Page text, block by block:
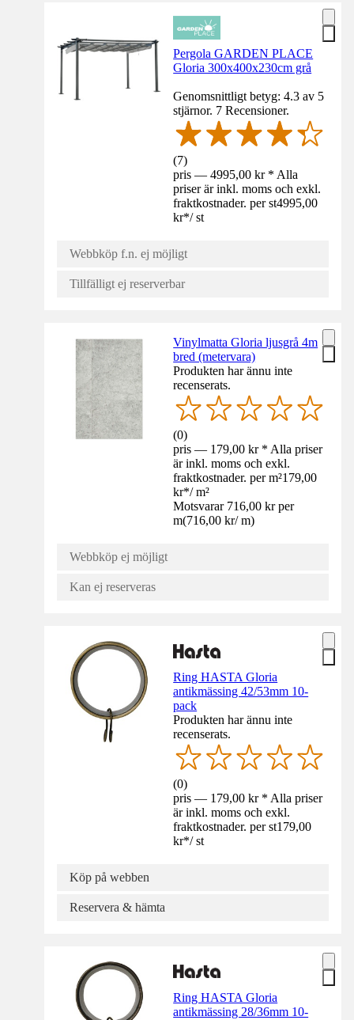
Pergola GARDEN PLACE
Gloria 300x400x230cm grå
Genomsnittligt betyg: 4.3 av 5
stjärnor. 7 Recensioner.
(7)
pris — 4995,00 kr * Alla
priser är inkl. moms och exkl.
fraktkostnader. per st4995,00
kr*/ st
Webbköp f.n. ej möjligt
Tillfälligt ej reserverbar
Vinylmatta Gloria ljusgrå 4m
bred (metervara)
Produkten har ännu inte
recenserats.
(0)
pris — 179,00 kr * Alla priser
är inkl. moms och exkl.
fraktkostnader. per m²179,00
kr*/ m²
Motsvarar 716,00 kr per
m(716,00 kr/ m)
Webbköp ej möjligt
Kan ej reserveras
Ring HASTA Gloria
antikmässing 42/53mm 10-
pack
Produkten har ännu inte
recenserats.
(0)
pris — 179,00 kr * Alla priser
är inkl. moms och exkl.
fraktkostnader. per st179,00
kr*/ st
Köp på webben
Reservera & hämta
Ring HASTA Gloria
antikmässing 28/36mm 10-